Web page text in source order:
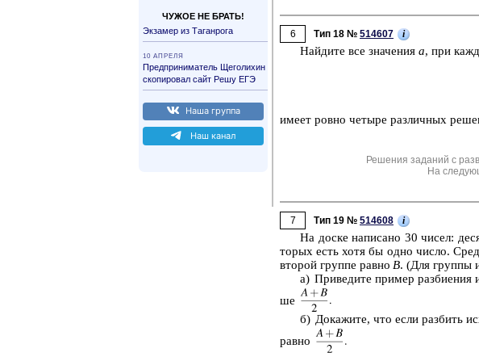
ЧУЖОЕ НЕ БРАТЬ!
Эк­за­мер из Та­ган­ро­га
10 АП­РЕ­ЛЯ
Пред­при­ни­ма­тель Ще­го­ли­хин
ско­пи­ро­вал сайт Решу ЕГЭ
Наша груп­па
Наш канал
6 Тип 18 № 514607 i
Най­ди­те все зна­че­ния а, при
имеет ровно че­ты­ре раз­лич­ных
Решения заданий с
На
7 Тип 19 № 514608 i
На доске на­пи­са­но 30 чисел:
то­рых есть хотя бы одно число.
вто­рой груп­пе равно В. (Для груп­пы
а) При­ве­ди­те при­мер раз­би­е­ния
ше
б) До­ка­жи­те, что если раз­бить
равно